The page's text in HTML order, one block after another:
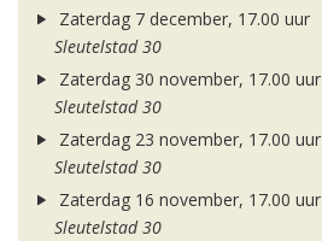
Zaterdag 7 december, 17.00 uur
Sleutelstad 30
Zaterdag 30 november, 17.00 uur
Sleutelstad 30
Zaterdag 23 november, 17.00 uur
Sleutelstad 30
Zaterdag 16 november, 17.00 uur
Sleutelstad 30